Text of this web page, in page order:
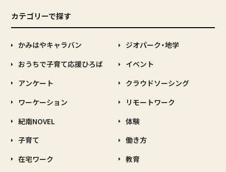
カテゴリーで探す
かみはやキャラバン
おうちで子育て応援ひろば
アンケート
ワーケーション
紀南NOVEL
子育て
在宅ワーク
ジオパーク・地学
イベント
クラウドソーシング
リモートワーク
体験
働き方
教育